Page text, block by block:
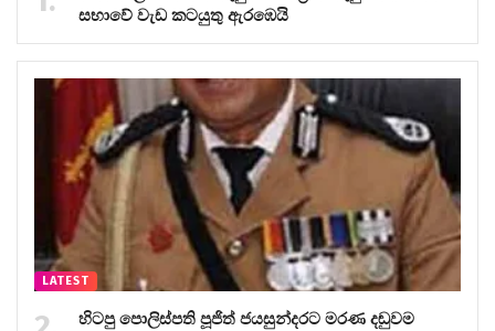
සභාවේ වැඩ කටයුතු ඇරඹෙයි
LATEST
හිටපු පොලිස්පති පූජිත් ජයසුන්දරට මරණ දඬුවම